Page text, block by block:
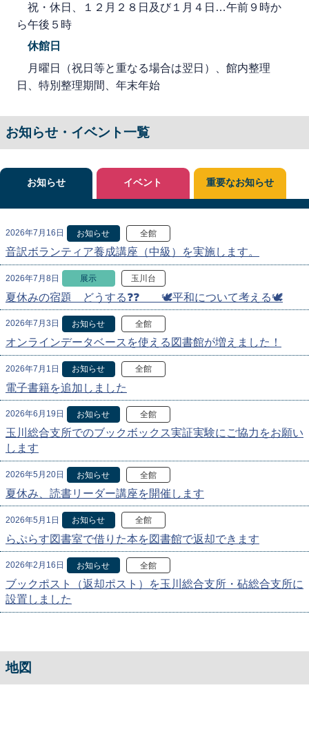
祝・休日、１２月２８日及び１月４日…午前９時か
ら午後５時
休館日
月曜日（祝日等と重なる場合は翌日）、館内整理
日、特別整理期間、年末年始
お知らせ・イベント一覧
お知らせ
2026年7月16日 お知らせ 全館
音訳ボランティア養成講座（中級）を実施します。
2026年7月8日 展示 玉川台
夏休みの宿題 どうする❓❓ 🕊️平和について考える🕊️
2026年7月3日 お知らせ 全館
オンラインデータベースを使える図書館が増えました！
2026年7月1日 お知らせ 全館
電子書籍を追加しました
2026年6月19日 お知らせ 全館
玉川総合支所でのブックボックス実証実験にご協力をお願い
します
2026年5月20日 お知らせ 全館
夏休み、読書リーダー講座を開催します
2026年5月1日 お知らせ 全館
らぷらす図書室で借りた本を図書館で返却できます
2026年2月16日 お知らせ 全館
ブックポスト（返却ポスト）を玉川総合支所・砧総合支所に
設置しました
イベント 重要なお知らせ
地図